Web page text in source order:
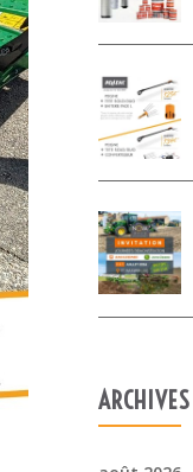
ARCHIVES